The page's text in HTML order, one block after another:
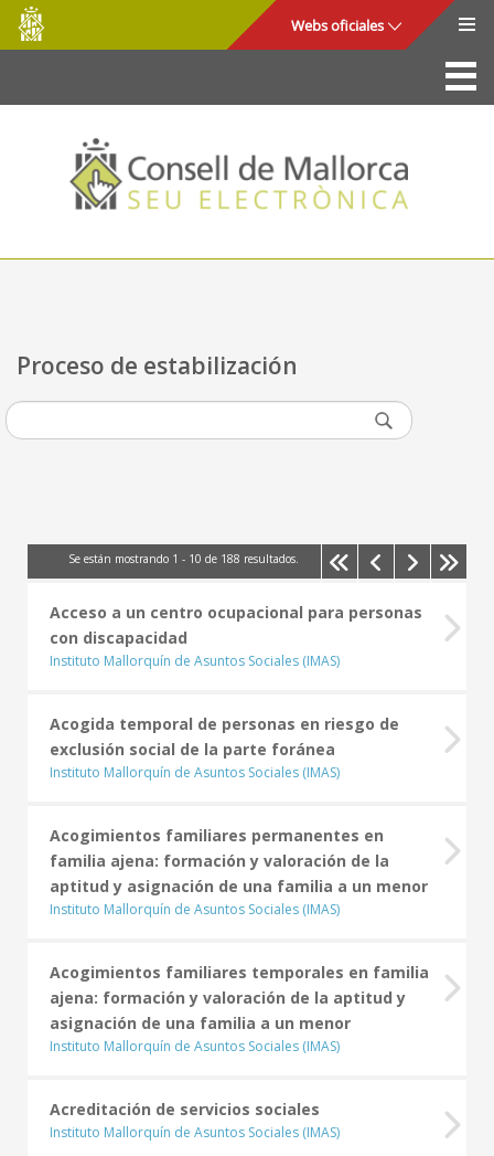
Saltar al contenido principal
CONSELL DE MALLORCA
SEDE ELECTRÓNICA
TRANSPARENCIA
Consell
de
Mallorca
Webs oficiales
La Sede
Consejo de Mallorca
Acceso y seguridad
Utilidades
Ayuda
Proceso de estabilización
Se están mostrando 1 - 10 de 188 resultados.
Acceso a un centro ocupacional para personas
con discapacidad
Instituto Mallorquín de Asuntos Sociales (IMAS)
Acogida temporal de personas en riesgo de
exclusión social de la parte foránea
Instituto Mallorquín de Asuntos Sociales (IMAS)
Acogimientos familiares permanentes en
familia ajena: formación y valoración de la
aptitud y asignación de una familia a un menor
Instituto Mallorquín de Asuntos Sociales (IMAS)
Acogimientos familiares temporales en familia
ajena: formación y valoración de la aptitud y
asignación de una familia a un menor
Instituto Mallorquín de Asuntos Sociales (IMAS)
Acreditación de servicios sociales
Instituto Mallorquín de Asuntos Sociales (IMAS)